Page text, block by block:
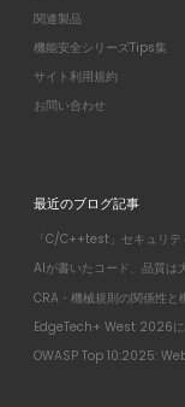
関連製品
機能安全シリーズTips集
サイト利用規約
お問い合わせ
最近のブログ記事
「C/C++test」セキュリ
AIが書いたコード、品質は
CRA・機械規則の関係性
EdgeTech+ West 2026に
OWASP Top 10:2025: